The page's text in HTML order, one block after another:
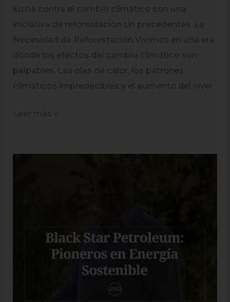
lucha contra el cambio climático con una
iniciativa de reforestación sin precedentes. La
Necesidad de Reforestación Vivimos en una era
donde los efectos del cambio climático son
palpables. Las olas de calor, los patrones
climáticos impredecibles y el aumento del nivel
Leer más »
Sostenible